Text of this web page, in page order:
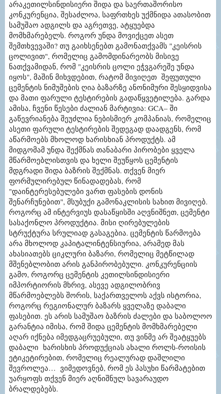
არაკეთილსინდისიერი შიდა და საერთაშორისო
კონკურენცია, შესაძლოა, საფრთხეს უქმნიდა ათასობით
სამუშაო ადგილს და აგრეთვე, ატყუებდა
მომხმარებელს. როგორ უნდა მოვიქცეთ ასეთ
შემთხვევაში? თუ გაიხსენებთ გამონათქვამს "კეისრის
ცოლივით", რომელიც გამომდინარეობს მისივე
ნათქვამიდან, რომ "კეისრის ცოლი ეჭვგარეშე უნდა
იყოს", მაშინ მიხვდებით, რატომ მივიღეთ შეფუთული
ცემენტის ნიმუშების ღია ბაზარზე ანონიმური შესყიდვისა
და მათი ფარული ტესტირების გადაწყვეტილება. გარდა
ამისა, ჩვენი წესები ძალიან მარტივია: GCA– ში
გაწევრიანება შეუძლია ნებისმიერ კომპანიას, რომელიც
ასეთი ფარული ტესტირების შედეგად დაადგენს, რომ
აწარმოებს მხოლოდ ხარისხიან პროდუქტს. ამ
მიდგომამ უნდა შექმნას თანაბარი პირობები ყველა
მწარმოებლისთვის და ხელი შეუწყოს ცემენტის
მდგრადი შიდა ბაზრის შექმნას. თქვენ მიერ
ფორმულირებულ წინადადებას, რომ
"დაინტერესებულები ვართ ფასების დონის
შენარჩუნებით", მსუბუქი გამონაკლისის სახით მივიღებ.
როგორც ამ ინტერვიუს დასაწყისში აღვნიშნეთ, ცემენტი
სასაქონლო პროდუქტია. მისი ღირებულების
სტრუქტურა სრულიად გასაგებია. ცემენტის წარმოება
არა მხოლოდ კაპიტალინტენსიურია, არამედ მას
ახასიათებს ციკლური ბაზარი, რომელიც მეტწილად
მშენებლობით არის განპირობებული. კონკურენციის
გამო, როგორც ცემენტის კეთილსინდისიერი
იმპორტიორის მხრივ, ასევე ადგილობრივ
მწარმოებლებს შორის, საქართველოს აქვს ისტორია,
როგორც რეგიონალურ ბაზარს ყველაზე დაბალი
ფასებით. ეს არის სამუშაო ბაზრის ძალები და საბოლოო
გარანტია იმისა, რომ შიდა ცემენტის მომხმარებელი
აღარ იქნება იმედგაცრუებული, თუ ვინმე არ შეატყუებს
დაბალი ხარისხის პროდუქციას ახალი როლს-როისის
ეტიკეტირებით, რომელიც რეალურად დაშლილი
შევროლეა… ვიმედოვნებ, რომ ეს პასუხი წარმატებით
უარყოფს თქვენ მიერ აღნიშნულ სავარაუდო
ბრალდებებს.